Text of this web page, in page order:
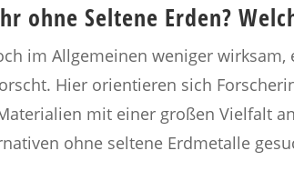
ohne Seltene Erden?
im Allgemeinen weniger
Hier orientieren sich
mit einer großen Vielfalt
ohne seltene Erdmetalle